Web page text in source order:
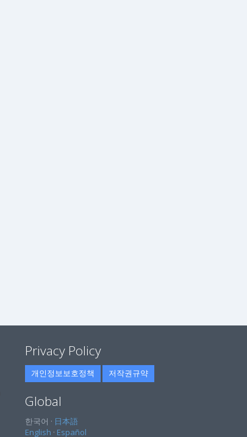
Privacy Policy
개인정보보호정책 저작권규약
Global
한국어 · 日本語
English · Español